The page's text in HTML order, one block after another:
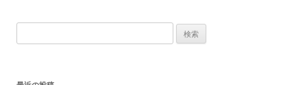
索: